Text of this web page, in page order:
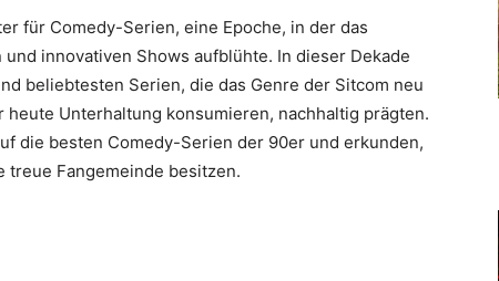
für Comedy-Serien, eine Epoche, in der das
innovativen Shows aufblühte. In dieser Dekade
beliebtesten Serien, die das Genre der Sitcom neu
Unterhaltung konsumieren, nachhaltig prägten.
die besten Comedy-Serien der 90er und erkunden,
treue Fangemeinde besitzen.